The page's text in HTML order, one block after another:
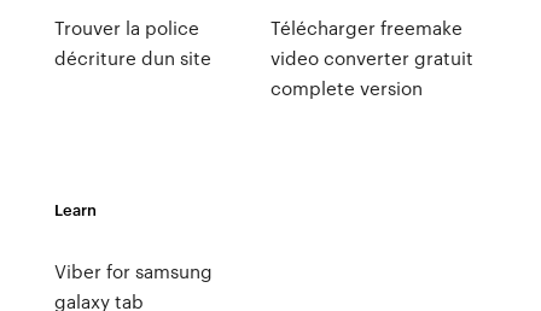
Trouver la police
décriture dun site
Télécharger freemake
video converter gratuit
complete version
Learn
Viber for samsung
galaxy tab